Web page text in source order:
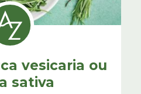
vesicaria ou
sativa